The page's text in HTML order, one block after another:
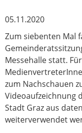
05.11.2020
Zum siebenten Mal
Messehalle statt.
zum Nachschauen
Videoaufzeichnung
Stadt Graz aus
weiterverwendet